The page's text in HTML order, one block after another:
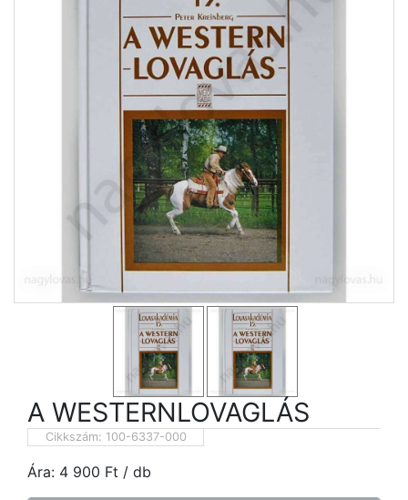
A WESTERNLOVAGLÁS
Cikkszám: 100-6337-000
Ára: 4 900 Ft / db